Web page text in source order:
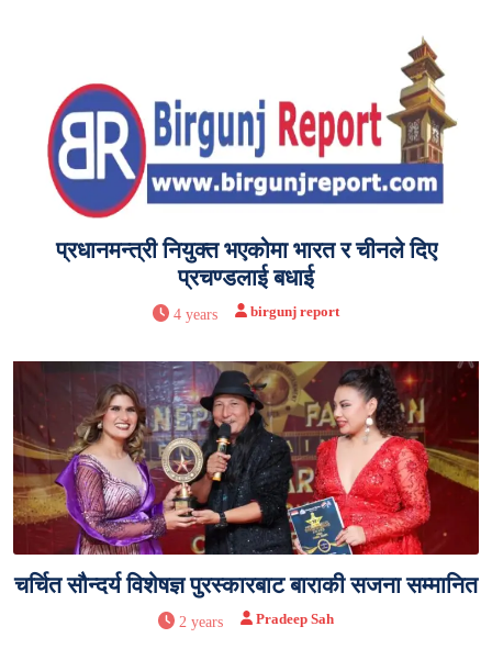
प्रधानमन्त्री नियुक्त भएकोमा भारत र चीनले दिए
प्रचण्डलाई बधाई
4 years birgunj report
चर्चित सौन्दर्य विशेषज्ञ पुरस्कारबाट बाराकी सजना सम्मानित
2 years Pradeep Sah